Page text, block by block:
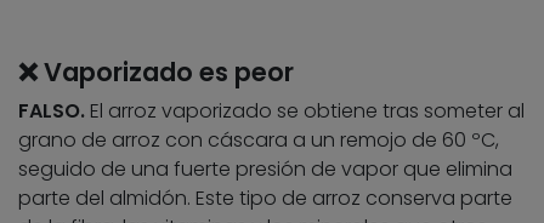
❌ Vaporizado es peor
FALSO. El arroz vaporizado se obtiene tras someter al
grano de arroz con cáscara a un remojo de 60 ºC,
seguido de una fuerte presión de vapor que elimina
parte del almidón. Este tipo de arroz conserva parte